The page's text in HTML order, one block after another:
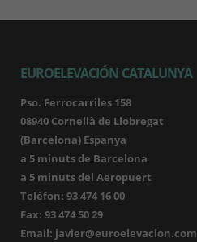
EUROELEVACIÓN CATALUNYA
Pso. Ferrocarriles 158
08940 Cornellà de Llobregat
(Barcelona) Espanya
a 5 minuts de Barcelona
a 5 minuts del Aeropuert
Telèfon: 93 474 16 00
Fax: 93 474 50 29
Email: javier@euroelevacion.com